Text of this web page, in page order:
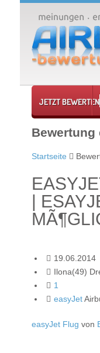
JETZT BEWERTEN
Bewertung
Startseite
|
19.06.2014
Ilona(49)
1
easyJet
easyJet Flug von